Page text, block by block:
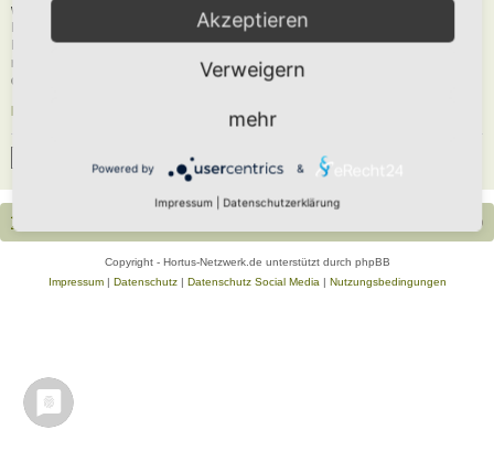
weitere Funktionen zuzugreifen. Die Board-Administration kann registrierten
Benutzern auch zusätzliche Berechtigungen zuweisen. Beachte bitte unsere
Nutzungsbedingungen und die verwandten Regelungen, bevor du dich
registrierst. Bitte beachte auch die jeweiligen Forenregeln, wenn du dich in
diesem Board bewegst.
Datenschutzerklärung
UTC+02:00
Copyright - Hortus-Netzwerk.de unterstützt durch phpBB
Impressum| Datenschutz| Datenschutz Social Media Nutzungsbedingungen
Akzeptieren
Verweigern
mehr
Powered by &
Impressum Datenschutzerklärung